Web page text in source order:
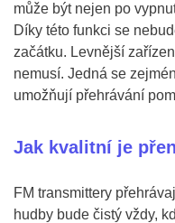
může být nejen po
Díky této funkci se
začátku. Levnější
nemusí. Jedná se
umožňují přehrávání
Jak kvalitní je
FM transmittery
hudby bude čistý vždy,